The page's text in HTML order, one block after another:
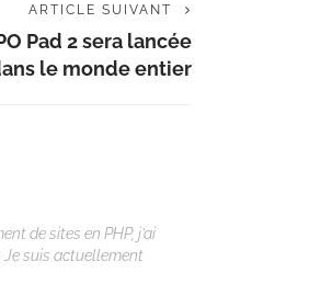
ARTICLE SUIVANT
Pad 2 sera lancée
le monde entier
de sites en PHP, j’ai
suis actuellement